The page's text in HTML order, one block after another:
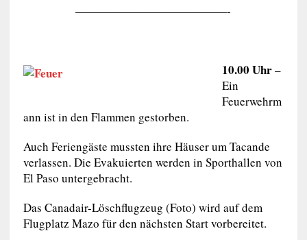
—————————————-
10.00 Uhr–
Ein
Feuerwehrm
ann ist in den Flammen gestorben.
Auch Feriengäste mussten ihre Häuser um Tacande
verlassen. Die Evakuierten werden in Sporthallen von
El Paso untergebracht.
Das Canadair-Löschflugzeug (Foto) wird auf dem
Flugplatz Mazo für den nächsten Start vorbereitet.